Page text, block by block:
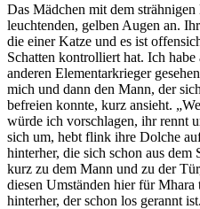
Das Mädchen mit dem
leuchtenden, gelben Augen an.
die einer Katze und es ist
Schatten kontrolliert hat. Ich
anderen Elementarkrieger
mich und dann den Mann, der
befreien konnte, kurz ansieht.
würde ich vorschlagen, ihr rennt
sich um, hebt flink ihre Dolche
hinterher, die sich schon aus
kurz zu dem Mann und zu der
diesen Umständen hier für
hinterher, der schon los gerannt ist.